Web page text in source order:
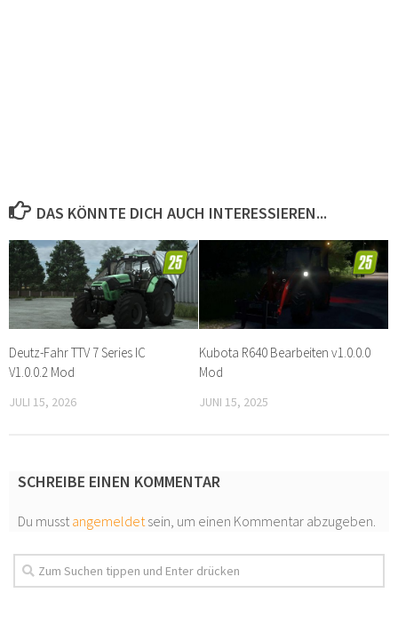
DAS KÖNNTE DICH AUCH INTERESSIEREN...
Deutz-Fahr TTV 7 Series IC
V1.0.0.2 Mod
JULI 15, 2026
Kubota R640 Bearbeiten v1.0.0.0
Mod
JUNI 15, 2025
SCHREIBE EINEN KOMMENTAR
Du musstangemeldetsein, um einen Kommentar abzugeben.